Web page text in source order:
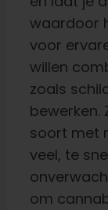
waardoor
voor
willen
zoals
bewerken.
soort met
veel, te
om